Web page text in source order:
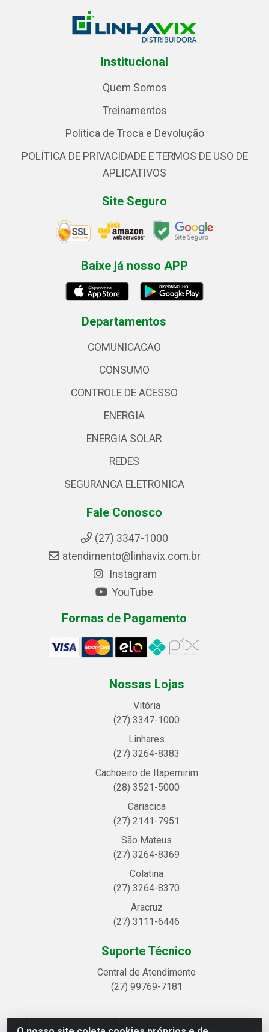
Institucional
Quem Somos
Treinamentos
Política de Troca e Devolução
POLÍTICA DE PRIVACIDADE E TERMOS DE USO DE
APLICATIVOS
Site Seguro
Baixe já nosso APP
Departamentos
COMUNICACAO
CONSUMO
CONTROLE DE ACESSO
ENERGIA
ENERGIA SOLAR
REDES
SEGURANCA ELETRONICA
Fale Conosco
(27) 3347-1000
atendimento@linhavix.com.br
Instagram
YouTube
Formas de Pagamento
Nossas Lojas
Vitória
(27) 3347-1000
Linhares
(27) 3264-8383
Cachoeiro de Itapemirim
(28) 3521-5000
Cariacica
(27) 2141-7951
São Mateus
(27) 3264-8369
Colatina
(27) 3264-8370
Aracruz
(27) 3111-6446
Suporte Técnico
Central de Atendimento
(27) 99769-7181